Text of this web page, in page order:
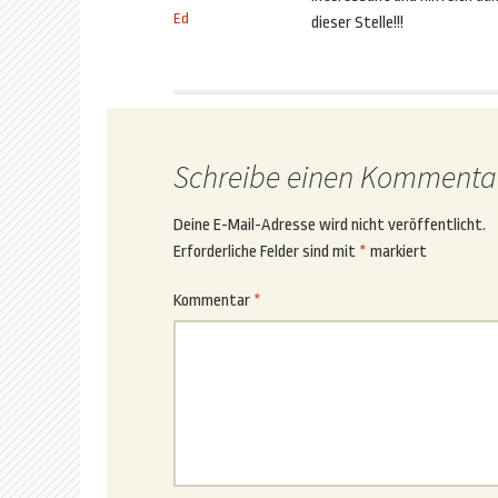
Ed
dieser Stelle!!!
Schreibe einen
Deine E-Mail-Adresse wird nicht veröffentlicht.
Erforderliche Felder sind mit * markiert
Kommentar *